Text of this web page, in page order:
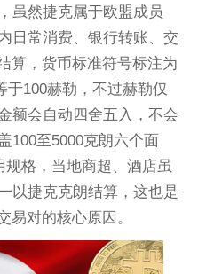
虽然捷克属于欧盟成员
日常消费、银行转账、交
算，货币标准符号标注为
于100赫勒，不过赫勒仅
额会自动四舍五入，不会
100至5000克朗六个面
格，当地商超、酒店虽
以捷克克朗结算，这也是
易对的核心原因。